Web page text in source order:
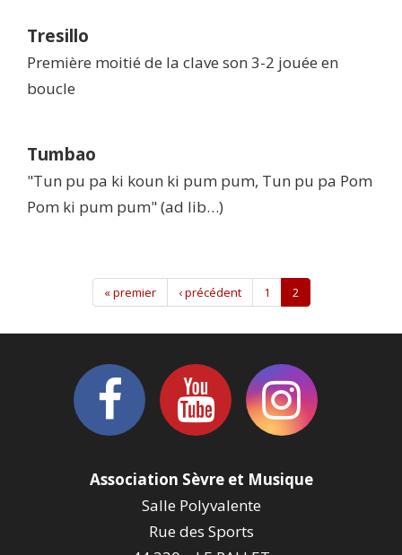
Tresillo
Première moitié de la clave son 3-2 jouée en
boucle
Tumbao
"Tun pu pa ki koun ki pum pum, Tun pu pa Pom
Pom ki pum pum" (ad lib…)
« premier ‹ précédent 1 2
Association Sèvre et Musique
Salle Polyvalente
Rue des Sports